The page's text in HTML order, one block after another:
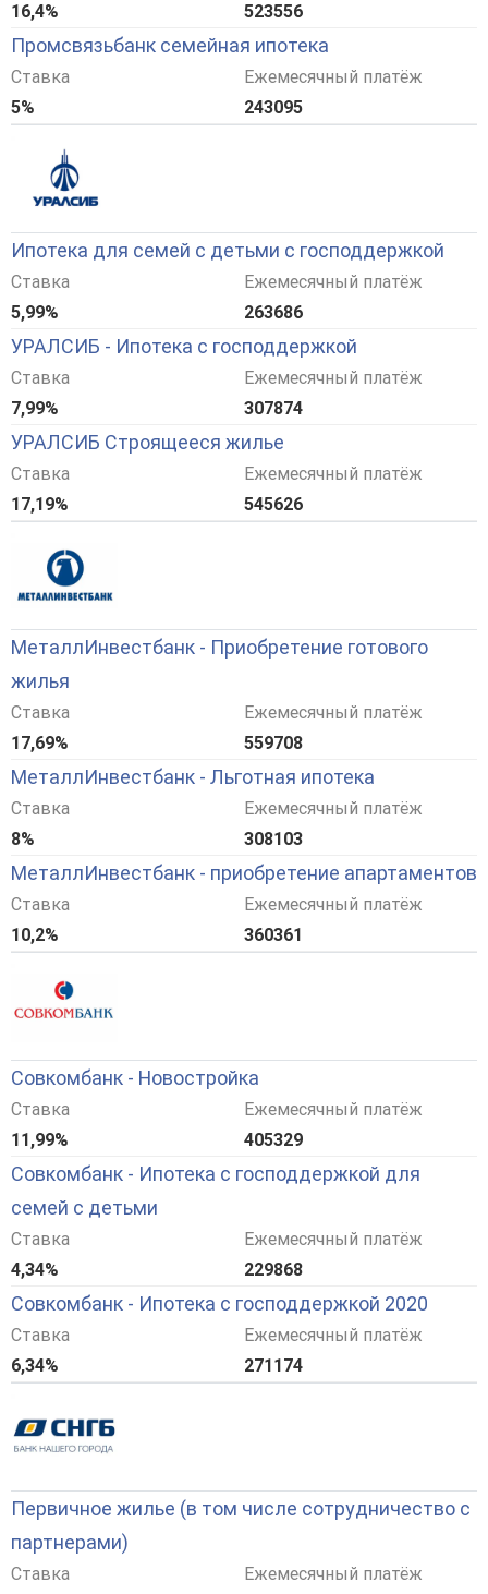
16,4%
523556
Промсвязьбанк семейная ипотека
Ставка
5%
Ежемесячный платёж
243095
Ипотека для семей с детьми с господдержкой
Ставка
5,99%
Ежемесячный платёж
263686
УРАЛСИБ - Ипотека с господдержкой
Ставка
7,99%
Ежемесячный платёж
307874
УРАЛСИБ Строящееся жилье
Ставка
17,19%
Ежемесячный платёж
545626
МеталлИнвестбанк - Приобретение готового
жилья
Ставка
17,69%
Ежемесячный платёж
559708
МеталлИнвестбанк - Льготная ипотека
Ставка
8%
Ежемесячный платёж
308103
МеталлИнвестбанк - приобретение апартаментов
Ставка
10,2%
Ежемесячный платёж
360361
Совкомбанк - Новостройка
Ставка
11,99%
Ежемесячный платёж
405329
Совкомбанк - Ипотека с господдержкой для
семей с детьми
Ставка
4,34%
Ежемесячный платёж
229868
Совкомбанк - Ипотека с господдержкой 2020
Ставка
6,34%
Ежемесячный платёж
271174
Первичное жилье (в том числе сотрудничество с
партнерами)
Ставка Ежемесячный платёж